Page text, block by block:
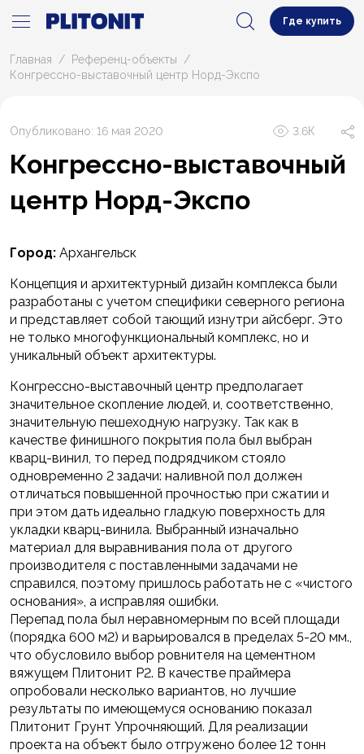
Где купить
Главная
Референц-объекты
Конгрессно-выставочный центр Норд-Экспо
Опубликовано: 16 мая 2020 3.6К
Конгрессно-выставочный
центр Норд-Экспо
Город: Архангельск
Концепция и архитектурный дизайн комплекса были
разработаны с учетом специфики северного региона
и представляет собой тающий изнутри айсберг. Это
не только многофункциональный комплекс, но и
уникальный объект архитектуры.
Конгрессно-выставочный центр предполагает
значительное скопление людей, и, соответственно,
значительную пешеходную нагрузку. Так как в
качестве финишного покрытия пола был выбран
кварц-винил, то перед подрядчиком стояло
одновременно 2 задачи: наливной пол должен
отличаться повышенной прочностью при сжатии и
при этом дать идеально гладкую поверхность для
укладки кварц-винила. Выбранный изначально
материал для выравнивания пола от другого
производителя с поставленными задачами не
справился, поэтому пришлось работать не с «чистого
основания», а исправляя ошибки.
Перепад пола был неравномерным по всей площади
(порядка 600 м2) и варьировался в пределах 5-20 мм.,
что обусловило выбор ровнителя на цементном
вяжущем Плитонит Р2. В качестве праймера
опробовали несколько вариантов, но лучшие
результаты по имеющемуся основанию показал
Плитонит Грунт Упрочняющий. Для реализации
проекта на объект было отгружено более 12 тонн